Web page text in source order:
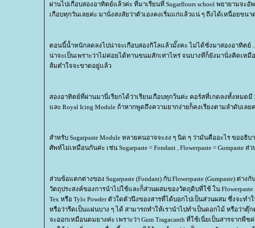
ผ่านไปเกือบสองอาทิตย์แล้วค่ะ ที่มาเรียนที่ Sugarflours school พยายามจ
เกือบทุกวันเลยค่ะ มานั่งสงสัยว่าตัวเองคงเริ่มแก่แล้วแน่ ๆ ถึงได้เหนื่อยขนา
ตอนนี้น้ำหนักลดลงไปน่าจะเกือบสองกิโลแล้วมั๊งคะ ไม่ได้ชั่งมาสองอาทิต
น่าจะเป็นเพราะว่าไม่ค่อยได้ทานขนมสักเท่าไหร่ จนบางทีก็ยังมานั่งคิดเห
ส้มตำใจจะขาดอยู่แล้ว
สองอาทิตย์ที่ผ่านมานี่เรียกได้ว่าเรียนเกือบทุกว้นค่ะ คอร์สที่เกดลงทั้งหมดมี 3
ละ Royal Icing Module ถ้าหากพูดถึงความยากง่ายก็คงเรียงตามลำดับเล
สำหรับ Sugarpaste Module หลายคนอาจจะงง ๆ นิด ๆ ว่ามันคืออะไร ขออ
ศัพท์ไม่เหมือนกันค่ะ เช่น Sugarpaste = Fondant , Flowerpaste =
ส่วนข้อแตกต่างของ Sugarpaste (Fondant) กับ Flowerpaste (Gumpaste)
วัตถุประสงค์ของการนำไปใช้และก็ส่วนผสมของวัตถุดิบที่ใช้ ใน Flowerpaste
Tex หรือ Tylo Powder ตัวใดตัวนึงของสารที่ได้บอกไปเป็นส่วนผสม ซึ่งจะ
หรือว่ารีดเป็นแผ่นบาง ๆ ได้ สามารถทำให้เรานำไปทำเป็นดอกไม้ หรือว่าตุ๊ก
จะออกเหมือนดมยางค่ะ เพราะว่า Gum Tragacanth ที่ใช้เนี่ยเป็นสารจาก